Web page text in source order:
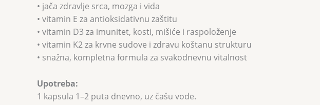
• jača zdravlje srca, mozga i vida
• vitamin E za antioksidativnu zaštitu
• vitamin D3 za imunitet, kosti, mišiće i raspoloženje
• vitamin K2 za krvne sudove i zdravu koštanu strukturu
• snažna, kompletna formula za svakodnevnu vitalnost
Upotreba:
1 kapsula 1–2 puta dnevno, uz čašu vode.